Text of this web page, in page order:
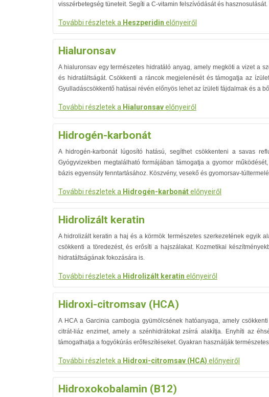
visszérbetegség tüneteit. Segíti a C-vitamin felszívódását és
További részletek a Heszperidin előnyeiről
Hialuronsav
A hialuronsav egy természetes hidratáló anyag, amely megköti a vizet a
és hidratáltságát. Csökkenti a ráncok megjelenését és támogatja az
Gyulladáscsökkentő hatásai révén előnyös lehet az ízületi fájdalmak és a
További részletek a Hialuronsavelőnyeiről
Hidrogén-karbonát
A hidrogén-karbonát lúgosító hatású, segíthet csökkenteni a savas
Gyógyvizekben megtalálható formájában támogatja a gyomor
bázis egyensúly fenntartásához. Köszvény, vesekő és gyomorsav-
További részletek a Hidrogén-karbonátelőnyeiről
Hidrolizált keratin
A hidrolizált keratin a haj és a körmök természetes szerkezetének egyik
csökkenti a töredezést, és erősíti a hajszálakat. Kozmetikai
hidratáltságának fokozására is.
További részletek a Hidrolizált keratin előnyeiről
Hidroxi-citromsav (HCA)
A HCA a Garcinia cambogia gyümölcsének hatóanyaga, amely
citrát-liáz enzimet, amely a szénhidrátokat zsírrá alakítja. Enyhíti az
támogathatja a fogyókúrás erőfeszítéseket. Gyakran használják
További részletek a Hidroxi-citromsav (HCA) előnyeiről
Hidroxokobalamin (B12)